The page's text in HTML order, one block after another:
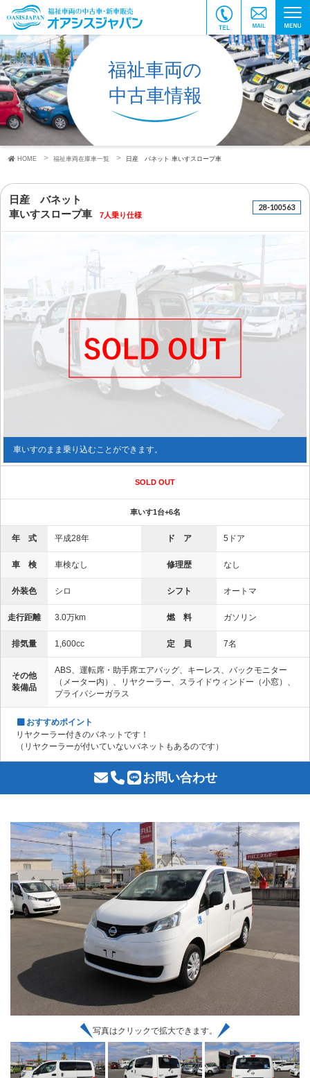
福祉車両の
中古車情報
HOME 福祉車両在庫車一覧 日産 バネット 車いすスロープ車
日産 バネット
車いすスロープ車
7人乗り仕様
28-100563
車いすのまま乗り込むことができます。
SOLD OUT
車いす1台+6名
年 式 平成28年 ド ア 5ドア
車 検 車検なし 修理歴 なし
外装色 シロ シフト オートマ
走行距離 3.0万km 燃 料 ガソリン
排気量 1,600cc 定 員 7名
その他
装備品
ABS、運転席・助手席エアバッグ、キーレス、バックモニター
（メーター内）、リヤクーラー、スライドウィンドー（小窓）、
プライバシーガラス
おすすめポイント
リヤクーラー付きのバネットです！
（リヤクーラーが付いていないバネットもあるのです）
お問い合わせ
写真はクリックで拡大できます。